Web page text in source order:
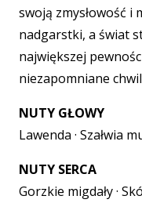
swoją zmysłowość i
nadgarstki, a świat
największej
niezapomniane
NUTY GŁOWY
Lawenda · Szałwia
NUTY SERCA
Gorzkie migdały ·